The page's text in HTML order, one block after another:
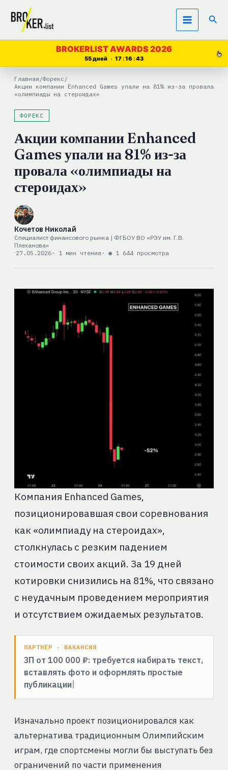
Перейти
содержимому
BROKERLIST AWARDS 2026
55 дней 17 16 42
Главная /Форекс /
Акции компании Enhanced Games упали на 81% из-за провала
«олимпиады на стероидах»
ФОРЕКС
Акции компании Enhanced
Games упали на 81% из-за
провала «олимпиады на
стероидах»
Кочетов Николай
Специалист финансового рынка | ФГБОУ ВО «РЭУ им. Г.В.
Плеханова»
27.05.2026· 1 мин чтения · ◉ 1 644 просмотра
Компания Enhanced Games,
позиционировавшая свои соревнования
как «олимпиаду на стероидах»,
столкнулась с резким падением
стоимости своих акций. За 19 дней
котировки снизились на 81%, что связано
с неудачным проведением мероприятия
и отсутствием ожидаемых результатов.
ПАРТНЁР · ВАКАНСИЯ
ЗП от 100 000 ₽: требуется набирать текст,
вставлять фото и оформлять простые
публикации
Изначально проект позиционировался как
альтернатива традиционным Олимпийским
играм, где спортсмены могли бы выступать без
ограничений по части применения